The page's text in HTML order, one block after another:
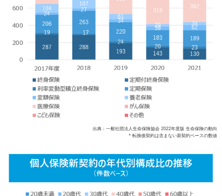
出典：一般社団法人生命保険協会 2022年度版 生命保険の動向
* 転換後契約は含まない新契約ベースの数値